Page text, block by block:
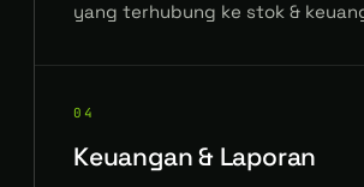
yang terhubung ke stok &
04
Keuangan & Laporan